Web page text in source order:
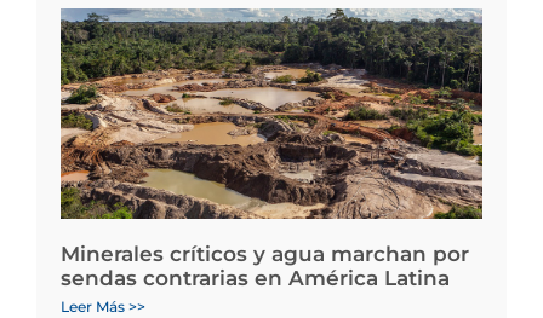
Minerales críticos y agua marchan por
sendas contrarias en América Latina
Leer Más >>